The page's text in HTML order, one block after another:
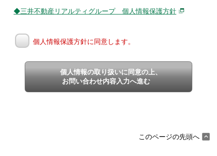
◆三井不動産リアルティグループ 個人情報保護方針
個人情報保護方針に同意します。
個人情報の取り扱いに同意の上、
お問い合わせ内容入力へ進む
このページの先頭へ